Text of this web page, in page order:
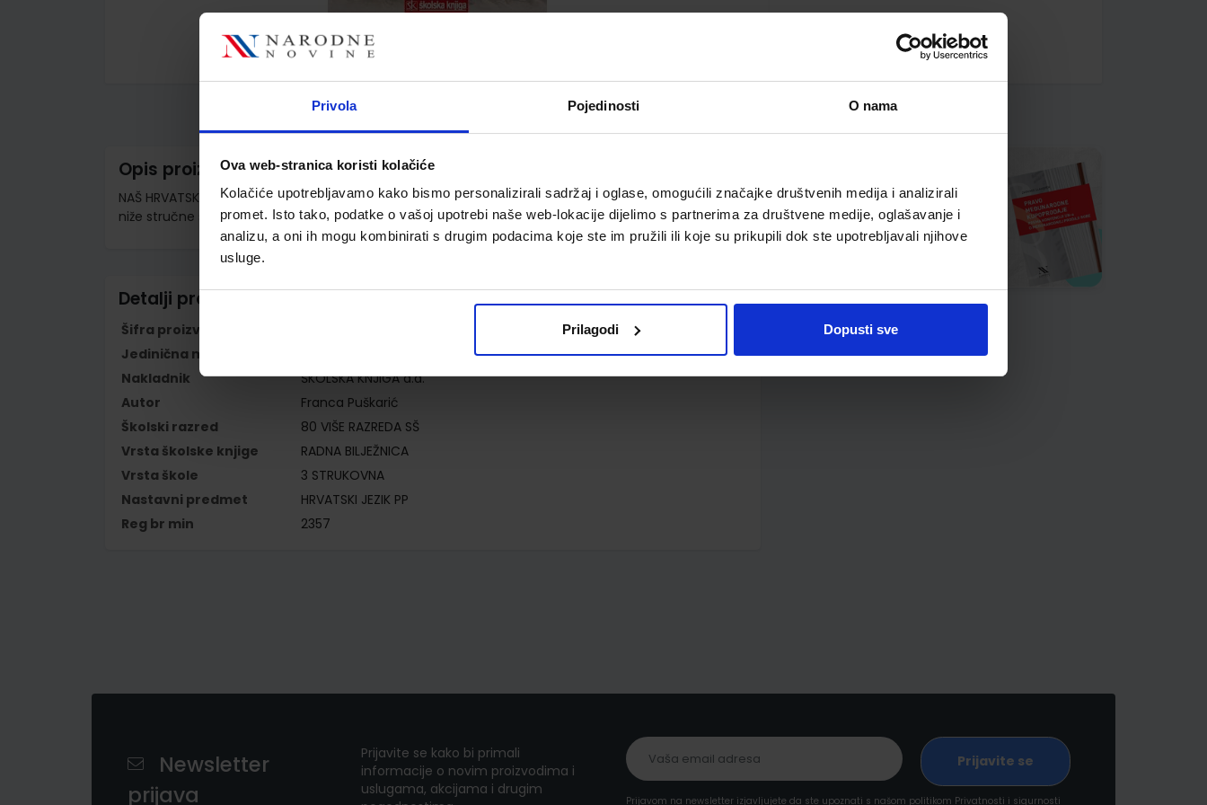
Privola Pojedinosti O nama
Ova web-stranica koristi kolačiće
Kolačiće upotrebljavamo kako bismo personalizirali sadržaj i oglase, omogućili značajke društvenih medija i analizirali
promet. Isto tako, podatke o vašoj upotrebi naše web-lokacije dijelimo s partnerima za društvene medije, oglašavanje i
analizu, a oni ih mogu kombinirati s drugim podacima koje ste im pružili ili koje su prikupili dok ste upotrebljavali njihove
usluge.
Prilagodi Dopusti sve
gallery
Opis proizvoda
NAŠ HRVATSKI 1-3 - PP; radna bilježnica iz hrvatskog jezika za trogodišnju strukovnu školu za stjecanje
niže stručne spreme prema posebnom programu
Detalji proizvoda
Šifra proizvoda
Jedinična mjera
Nakladnik
ŠKOLSKA KNJIGA d.d.
Autor
Franca Puškarić
Školski razred
80 VIŠE RAZREDA SŠ
Vrsta školske knjige
RADNA BILJEŽNICA
Vrsta škole
3 STRUKOVNA
Nastavni predmet
HRVATSKI JEZIK PP
Reg br min
2357
Newsletter
prijava
Prijavite se kako bi primali
informacije o novim proizvodima i
uslugama, akcijama i drugim
Prijavom na newsletter izjavljujete da ste upoznati s našom politikom Privatnosti i sigurnosti